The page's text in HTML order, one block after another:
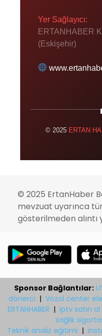
Yer Sağlayıcı:
ERTANHABER
(Eskişehir)
© 2025 ERTAN
© 2025 ErtanHaber
mevzuat uyarınca
gösterilmeden alıntı
Sponsor Bağlantılar:
dönerci | Vozol center
ERTANHABER | iptv satın al
sağlık
Teknik analiz eğitimi |